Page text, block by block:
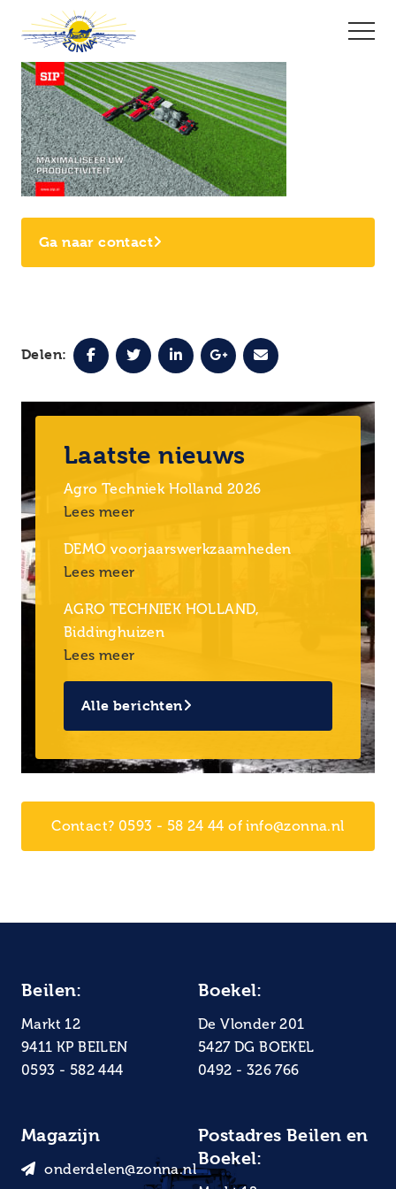
Ga naar contact
Delen:
Laatste nieuws
Agro Techniek Holland 2026
Lees meer
DEMO voorjaarswerkzaamheden
Lees meer
AGRO TECHNIEK HOLLAND,
Biddinghuizen
Lees meer
Alle berichten
Contact? 0593 - 58 24 44 of info@zonna.nl
Beilen:
Markt 12
9411 KP BEILEN
0593 - 582 444
Boekel:
De Vlonder 201
5427 DG BOEKEL
0492 - 326 766
Magazijn
onderdelen@zonna.nl
Postadres Beilen en
Boekel: